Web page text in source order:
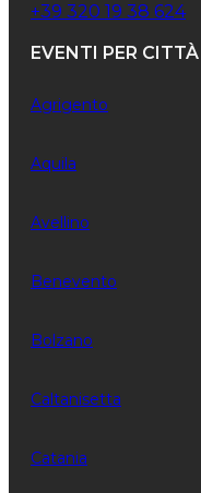
+39 320 19 38 624
EVENTI PER CITTÀ
Agrigento
Aquila
Avellino
Benevento
Bolzano
Caltanisetta
Catania